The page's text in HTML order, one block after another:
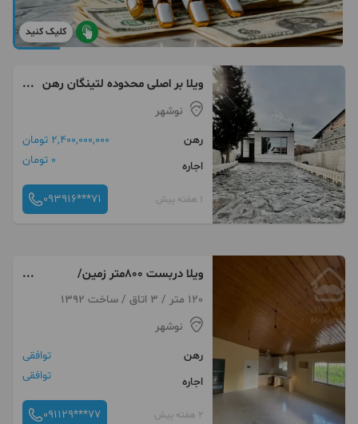
کلیک کنید
ویلا بر اصلی محدوده لتینگان رهن
و اجارهنوشهر
رهن
2,400,000,000 تومان
اجاره
0 تومان
1 هفته پیش 093916***71
ویلا دربست ۸۰۰متر زمین/
120متری / مرکز شهر
120 متر / 3 اتاق / ساخت 1392
نوشهر
رهن
توافقی
اجاره
توافقی
2 هفته پیش 091129***77